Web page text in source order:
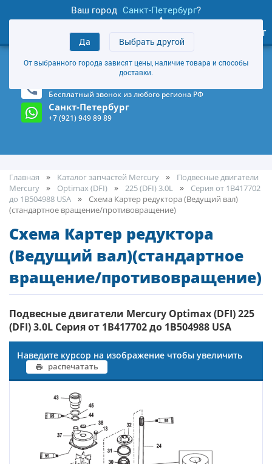
Ваш город Санкт-Петербург?
Да Выбрать другой
От выбранного города зависят цены, наличие товара и способы
доставки.
товаров
Личный кабинет
+7 (921) 949 89 89
Магазин и склад в Санкт-Петербурге (Карта)
Бесплатный звонок из любого региона РФ
Санкт-Петербург
+7 (921) 949 89 89
Главная Каталог запчастей Mercury
Подвесные двигатели
Mercury
Optimax (DFI) 225 (DFI) 3.0L
Серия от 1B417702
до 1B504988 USA
Cхема Картер редуктора (Ведущий вал)
(стандартное вращение/противовращение)
Cхема Картер редуктора
(Ведущий вал)(стандартное
вращение/противовращение)
Подвесные двигатели Mercury Optimax (DFI) 225
(DFI) 3.0L Серия от 1B417702 до 1B504988 USA
Наведите курсор на изображение чтобы увеличить
распечатать